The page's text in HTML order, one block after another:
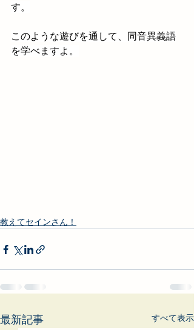
す。
このような遊びを通して、同音異義語
を学べますよ。
教えてセインさん！
最新記事 すべて表示